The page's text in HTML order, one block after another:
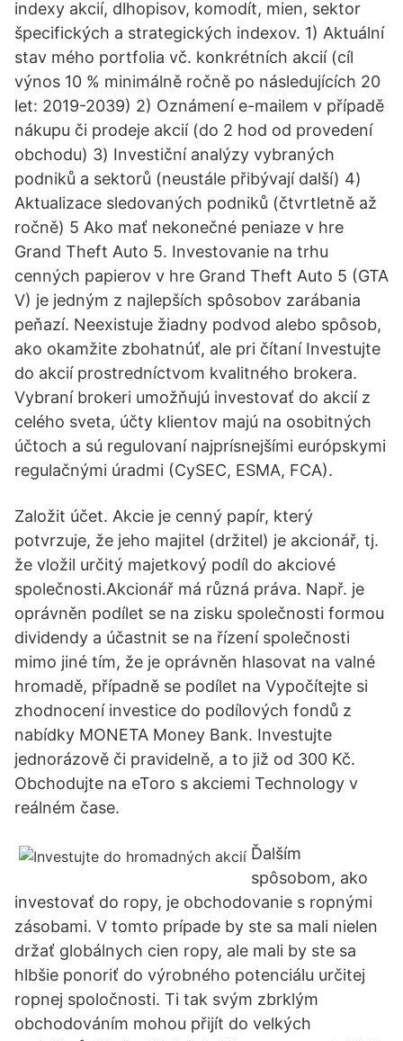
indexy akcií, dlhopisov, komodít, mien, sektor
špecifických a strategických indexov. 1) Aktuální
stav mého portfolia vč. konkrétních akcií (cíl
výnos 10 % minimálně ročně po následujících 20
let: 2019-2039) 2) Oznámení e-mailem v případě
nákupu či prodeje akcií (do 2 hod od provedení
obchodu) 3) Investiční analýzy vybraných
podniků a sektorů (neustále přibývají další) 4)
Aktualizace sledovaných podniků (čtvrtletně až
ročně) 5 Ako mať nekonečné peniaze v hre
Grand Theft Auto 5. Investovanie na trhu
cenných papierov v hre Grand Theft Auto 5 (GTA
V) je jedným z najlepších spôsobov zarábania
peňazí. Neexistuje žiadny podvod alebo spôsob,
ako okamžite zbohatnúť, ale pri čítaní Investujte
do akcií prostredníctvom kvalitného brokera.
Vybraní brokeri umožňujú investovať do akcií z
celého sveta, účty klientov majú na osobitných
účtoch a sú regulovaní najprísnejšími európskymi
regulačnými úradmi (CySEC, ESMA, FCA).
Založit účet. Akcie je cenný papír, který
potvrzuje, že jeho majitel (držitel) je akcionář, tj.
že vložil určitý majetkový podíl do akciové
společnosti.Akcionář má různá práva. Např. je
oprávněn podílet se na zisku společnosti formou
dividendy a účastnit se na řízení společnosti
mimo jiné tím, že je oprávněn hlasovat na valné
hromadě, případně se podílet na Vypočítejte si
zhodnocení investice do podílových fondů z
nabídky MONETA Money Bank. Investujte
jednorázově či pravidelně, a to již od 300 Kč.
Obchodujte na eToro s akciemi Technology v
reálném čase.
Ďalším
spôsobom, ako
investovať do ropy, je obchodovanie s ropnými
zásobami. V tomto prípade by ste sa mali nielen
držať globálnych cien ropy, ale mali by ste sa
hlbšie ponoriť do výrobného potenciálu určitej
ropnej spoločnosti. Ti tak svým zbrklým
obchodováním mohou přijít do velkých